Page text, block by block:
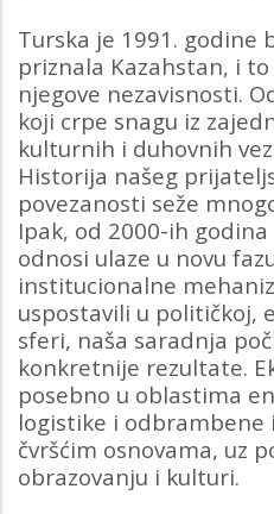
Turska je 1991. godine
priznala Kazahstan, i
njegove nezavisnosti.
koji crpe snagu iz
kulturnih i duhovnih
Historija našeg
povezanosti seže
Ipak, od 2000-ih
odnosi ulaze u novu
institucionalne
uspostavili u političkoj,
sferi, naša saradnja
konkretnije rezultate.
posebno u oblastima
logistike i odbrambene
čvršćim osnovama, uz
obrazovanju i kulturi.